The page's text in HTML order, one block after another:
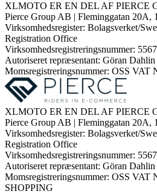
XLMOTO ER EN DEL AF PIERCE
Pierce Group AB | Fleminggatan 20A,
Virksomhedsregister: Bolagsverket/
Registration Office
Virksomhedsregistreringsnummer:
Autoriseret repræsentant: Göran Dahlin
Momsregistreringsnummer: OSS VAT
XLMOTO ER EN DEL AF PIERCE
Pierce Group AB | Fleminggatan 20A,
Virksomhedsregister: Bolagsverket/
Registration Office
Virksomhedsregistreringsnummer:
Autoriseret repræsentant: Göran Dahlin
Momsregistreringsnummer: OSS VAT
SHOPPING